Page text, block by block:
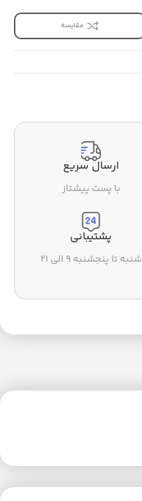
مقایسه
ارسال سریع
با پست پیشتاز
پشتیبانی
شنبه تا پنجشنبه ۹ الی ۲۱